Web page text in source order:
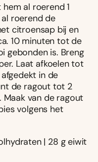
al roerend 1
al roerend de
citroensap bij en
10 minuten tot de
gebonden is. Breng
Laat afkoelen tot
in de
de ragout tot 2
Maak van de ragout
volgens het
| 28 g eiwit